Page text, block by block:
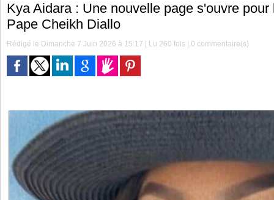
Kya Aidara : Une nouvelle page s'ouvre pour
Pape Cheikh Diallo
Rédigé le Dimanche 7 Juin 2026 à 15:17 | Lu 260 fois |0 commentaire(s)